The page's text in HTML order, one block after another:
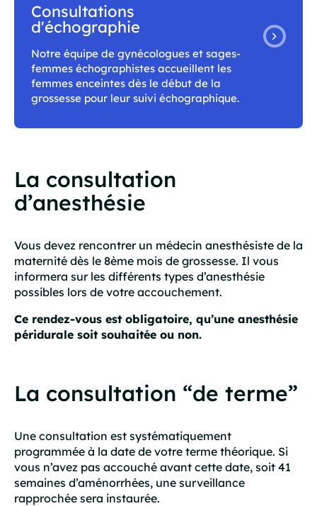
Consultations
d'échographie
Notre équipe de gynécologues et sages-
femmes échographistes accueillent les
femmes enceintes dès le début de la
grossesse pour leur suivi échographique.
La consultation
d’anesthésie
Vous devez rencontrer un médecin anesthésiste de la
maternité dès le 8ème mois de grossesse. Il vous
informera sur les différents types d’anesthésie
possibles lors de votre accouchement.
Ce rendez-vous est obligatoire, qu’une anesthésie
péridurale soit souhaitée ou non.
La consultation “de terme”
Une consultation est systématiquement
programmée à la date de votre terme théorique. Si
vous n’avez pas accouché avant cette date, soit 41
semaines d’aménorrhées, une surveillance
rapprochée sera instaurée.